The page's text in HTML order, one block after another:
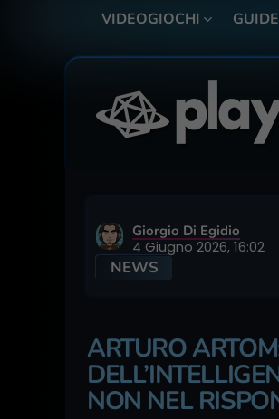
VIDEOGIOCHI GUIDE
Giorgio Di Egidio
4 Giugno 2026, 16:02
NEWS
ARTURO
NON NEL